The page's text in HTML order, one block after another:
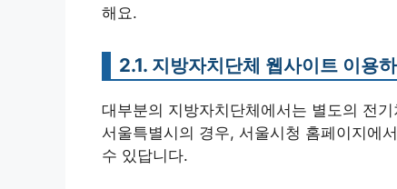
해요.
2.1. 지방자치단체 웹사이트 이용
대부분의 지방자치단체에서는 별도의 전
서울특별시의 경우, 서울시청 홈페이지에
수 있답니다.